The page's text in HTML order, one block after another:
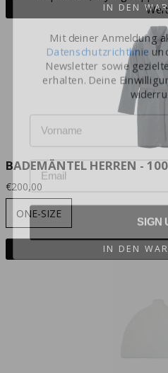
IN DEN
BADEMÄNTEL HERREN -
€200,00
ONE-SIZE
IN DEN
Mit deiner Anmeldung
Datenschutzrichtlinie
Newsletter sowie
erhalten. Deine
Email
SIGN